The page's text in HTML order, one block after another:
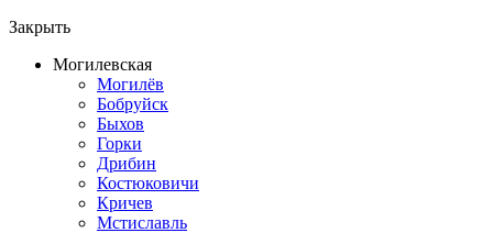
Закрыть
Могилевская
Могилёв
Бобруйск
Быхов
Горки
Дрибин
Костюковичи
Кричев
Мстиславль